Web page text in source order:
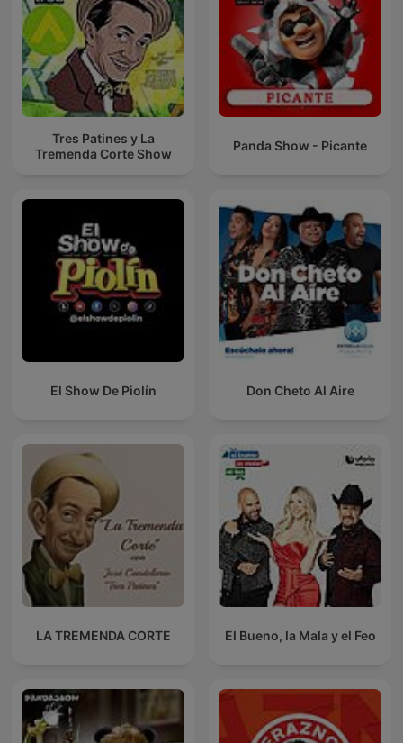
Tres Patines y La
Tremenda Corte Show
Panda Show - Picante
El Show De Piolín Don Cheto Al Aire
LA TREMENDA CORTE El Bueno, la Mala y el Feo